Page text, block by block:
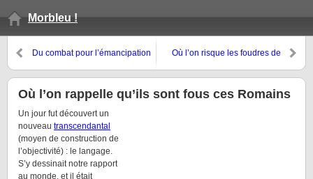
Morbleu !
Du combat pour l’émancipation
les clips
Où l’on risque les foudres de
technophilis en exécutant une
apologie d’Interstellar
Où l’on rappelle qu’ils sont fous ces Romains
Un jour fut découvert un
nouveau transcendantal
(moyen de construction de
l’objectivité) : le langage.
S’y dessinait notre rapport
au monde, et il était